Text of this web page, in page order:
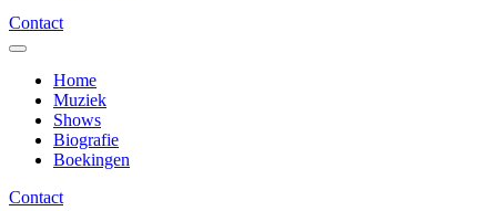
Contact
Home
Muziek
Shows
Biografie
Boekingen
Contact